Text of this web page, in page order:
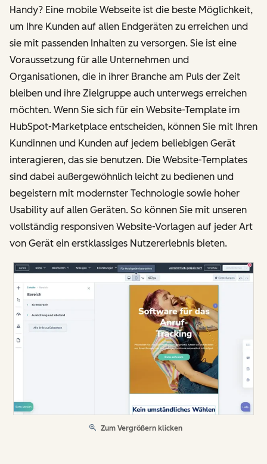
Handy? Eine mobile Webseite ist die beste Möglichkeit,
um Ihre Kunden auf allen Endgeräten zu erreichen und
sie mit passenden Inhalten zu versorgen. Sie ist eine
Voraussetzung für alle Unternehmen und
Organisationen, die in ihrer Branche am Puls der Zeit
bleiben und ihre Zielgruppe auch unterwegs erreichen
möchten. Wenn Sie sich für ein Website-Template im
HubSpot-Marketplace entscheiden, können Sie mit Ihren
Kundinnen und Kunden auf jedem beliebigen Gerät
interagieren, das sie benutzen. Die Website-Templates
sind dabei außergewöhnlich leicht zu bedienen und
begeistern mit modernster Technologie sowie hoher
Usability auf allen Geräten. So können Sie mit unseren
vollständig responsiven Website-Vorlagen auf jeder Art
von Gerät ein erstklassiges Nutzererlebnis bieten.
Zum Vergrößern klicken